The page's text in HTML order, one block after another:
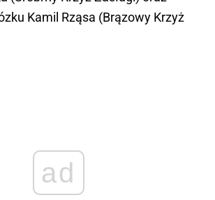
Kamil Rząsa (Brązowy Krzyż
ad